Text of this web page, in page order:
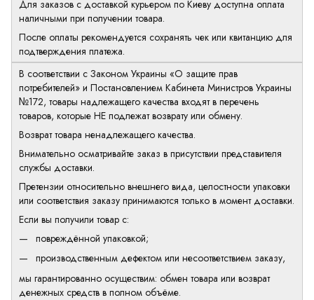
Для заказов с доставкой курьером по Киеву доступна оплата
наличными при получении товара.
После оплаты рекомендуется сохранять чек или квитанцию для
подтверждения платежа.
В соответствии с Законом Украины «О защите прав
потребителей» и Постановлением Кабинета Министров Украины
№172, товары надлежащего качества входят в перечень
товаров, которые НЕ подлежат возврату или обмену.
Возврат товара ненадлежащего качества.
Внимательно осматривайте заказ в присутствии представителя
службы доставки.
Претензии относительно внешнего вида, целостности упаковки
или соответствия заказу принимаются только в момент доставки.
Если вы получили товар с:
повреждённой упаковкой;
производственным дефектом или несоответствием заказу,
мы гарантированно осуществим: обмен товара или возврат
денежных средств в полном объёме.